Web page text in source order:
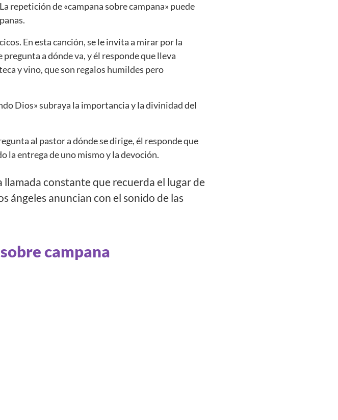
repetición de «campana sobre campana» puede
En esta canción, se le invita a mirar por la
a dónde va, y él responde que lleva
y vino, que son regalos humildes pero
Dios» subraya la importancia y la divinidad del
al pastor a dónde se dirige, él responde que
la entrega de uno mismo y la devoción.
llamada constante que recuerda el lugar de
ángeles anuncian con el sonido de las
campana